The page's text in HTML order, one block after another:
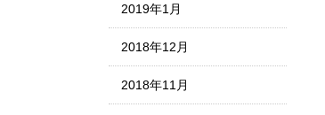
2019年1月
2018年12月
2018年11月